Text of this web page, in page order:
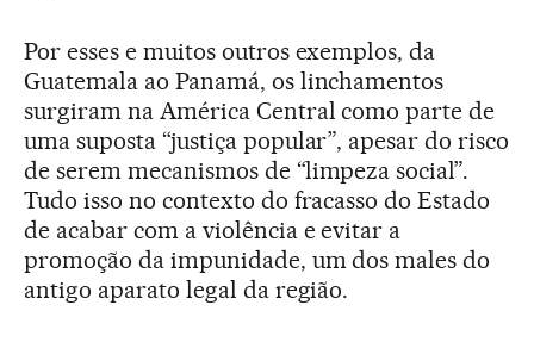
Por esses e muitos outros exemplos, da
Guatemala ao Panamá, os linchamentos
surgiram na América Central como parte de
uma suposta “justiça popular”, apesar do risco
de serem mecanismos de “limpeza social”.
Tudo isso no contexto do fracasso do Estado
de acabar com a violência e evitar a
promoção da impunidade, um dos males do
antigo aparato legal da região.